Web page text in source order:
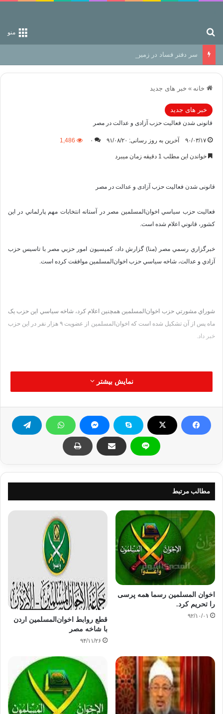
منو
سر دفتر فساد در زمین‌، دوری وکناره‌گیری از راه خداست‌!
خانه » خبر های جدید
خبر های جدید
قانونی شدن فعاليت حزب آزادی و عدالت در مصر
۹۰/۰۳/۱۷ آخرین به روز رسانی: ۹۱/۰۸/۲۰ ۰ 1,486
خواندن این مطلب 1 دقیقه زمان میبرد
قانونی شدن فعاليت حزب آزادی و عدالت در مصر
فعاليت حزب سياسي اخوان‌المسلمين مصر در آستانه انتخابات مهم پارلماني در اين
کشور، قانوني اعلام شده است.
خبرگزاري رسمي مصر (منا) گزارش داد، كميسيون امور حزبي مصر با تاسيس حزب
آزادي و عدالت، شاخه سياسي حزب اخوان‌المسلمين موافقت کرده است.
شوراي مشورتي حزب اخوان‌المسلمين همچنين اعلام کرد، شاخه سياسي اين حزب يک
ماه پس از آن تشکيل شده است که اخوان‌المسلمين از عضويت ۹ هزار نفر در اين حزب
خبر داد.
شاخه سياسي حزب اخوان‌المسلمين قرار است در انتخابات پارلماني ماه سپتامبر
حزب اخوان‌المسلمين نخست در سال ۱۹۲۸ ميلادي توسط امام شهید حسن البنا
به موجب قانون اساسي مصر، تشکيل احزاب براساس مذهب، طبقه اجتماعي و
ناحيه‌گرايي ممنوع است.
نامزدهاي مستقل اخوان‌المسلمين در انتخابات سراسري سال ۲۰۰۵ نيز حدود يک پنجم
کرسي‌هاي مجلس عوام را به خود اختصاص داده بودند.
اين تحولات پس از گذشت چهار ماه از انقلاب مردمي مصر که به دوران حوکت حسني
آزادی و عدالت اخوان المسلمین فعالیت
قانونی شدن
نمایش بیشتر
مطالب مرتبط
اخوان المسلمین رسما همه پرسی
را تحریم کرد.
۹۲/۱۰/۰۱
قطع روابط اخوان‌المسلمین اردن
با شاخه مصر
۹۴/۱۱/۲۶